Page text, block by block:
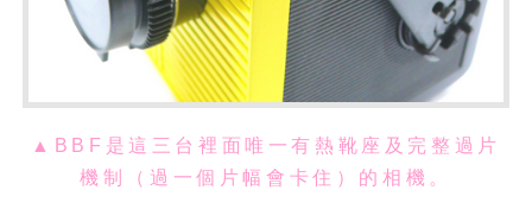
▲BBF是這三台裡面唯一有熱靴座及完整過片
機制（過一個片幅會卡住）的相機。